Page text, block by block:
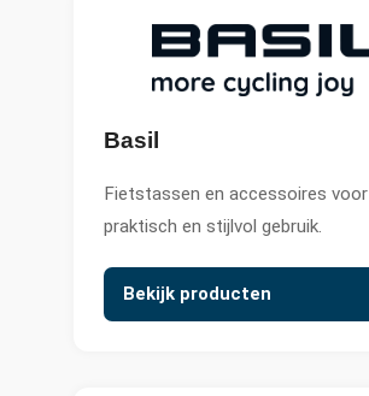
Basil
Fietstassen en accessoires voor
praktisch en stijlvol gebruik.
Bekijk producten